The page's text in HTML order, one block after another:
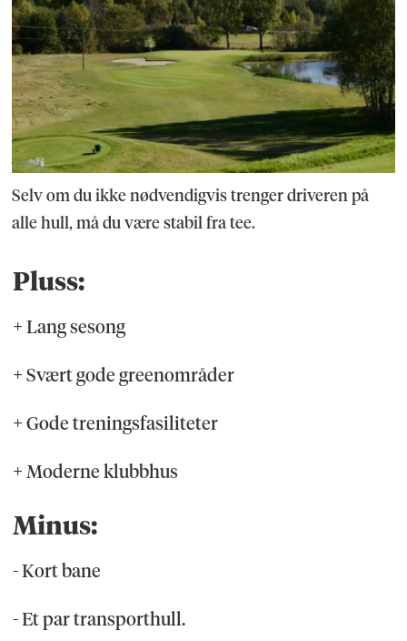
Selv om du ikke nødvendigvis trenger driveren på
alle hull, må du være stabil fra tee.
Pluss:
+ Lang sesong
+ Svært gode greenområder
+ Gode treningsfasiliteter
+ Moderne klubbhus
Minus:
- Kort bane
- Et par transporthull.